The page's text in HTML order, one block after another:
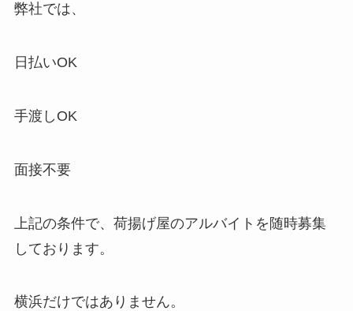
弊社では、
日払いOK
手渡しOK
面接不要
上記の条件で、荷揚げ屋のアルバイトを随時募集
しております。
横浜だけではありません。